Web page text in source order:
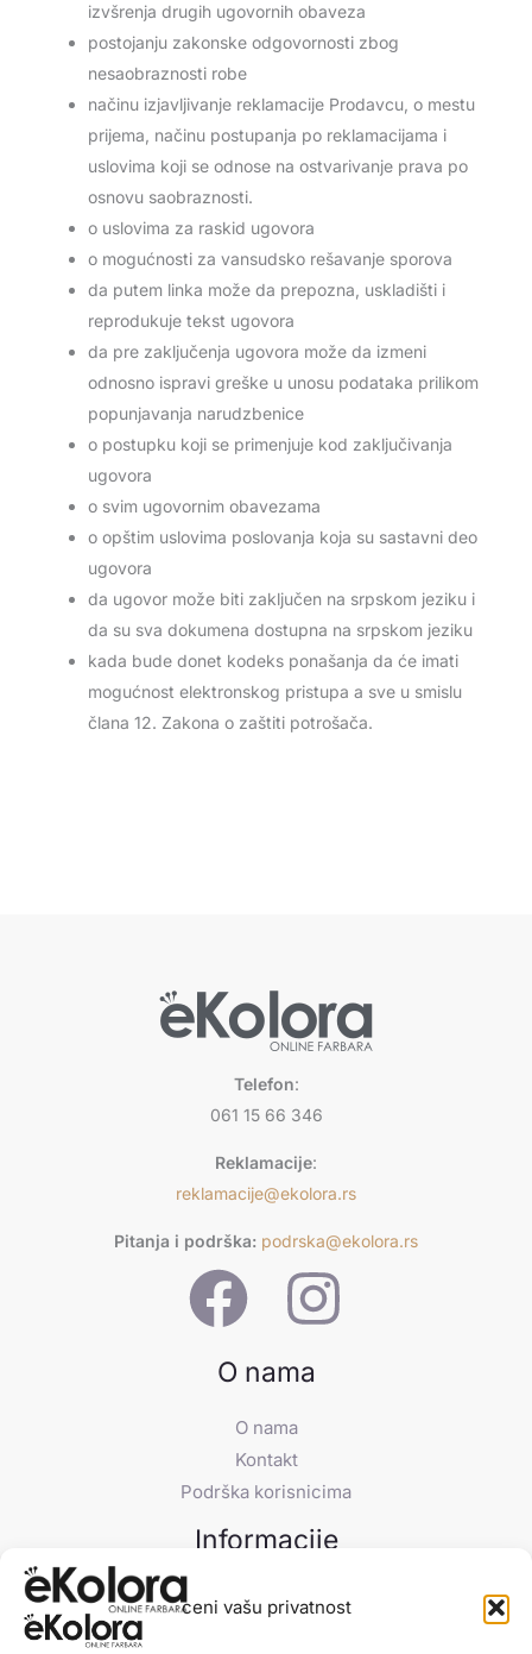
ceni vašu privatnost
izvšrenja drugih ugovornih obaveza
postojanju zakonske odgovornosti zbog
nesaobraznosti robe
načinu izjavljivanje reklamacije Prodavcu, o mestu
prijema, načinu postupanja po reklamacijama i
uslovima koji se odnose na ostvarivanje prava po
osnovu saobraznosti.
o uslovima za raskid ugovora
o mogućnosti za vansudsko rešavanje sporova
da putem linka može da prepozna, uskladišti i
reprodukuje tekst ugovora
da pre zaključenja ugovora može da izmeni
odnosno ispravi greške u unosu podataka prilikom
popunjavanja narudzbenice
o postupku koji se primenjuje kod zaključivanja
ugovora
o svim ugovornim obavezama
o opštim uslovima poslovanja koja su sastavni deo
ugovora
da ugovor može biti zaključen na srpskom jeziku i
da su sva dokumena dostupna na srpskom jeziku
kada bude donet kodeks ponašanja da će imati
mogućnost elektronskog pristupa a sve u smislu
člana 12. Zakona o zaštiti potrošača.
Telefon:
061 15 66 346
Reklamacije:
reklamacije@ekolora.rs
Pitanja i podrška: podrska@ekolora.rs
O nama
O nama
Kontakt
Podrška korisnicima
Informacije
FAQs